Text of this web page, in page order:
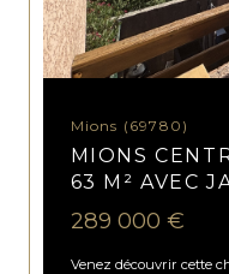
Mions (69780)
MIONS
63 M² AVEC
289 000 €
Venez découvrir cette